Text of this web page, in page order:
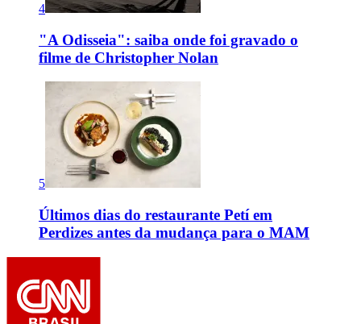
4
"A Odisseia": saiba onde foi gravado o
filme de Christopher Nolan
5
Últimos dias do restaurante Petí em
Perdizes antes da mudança para o MAM